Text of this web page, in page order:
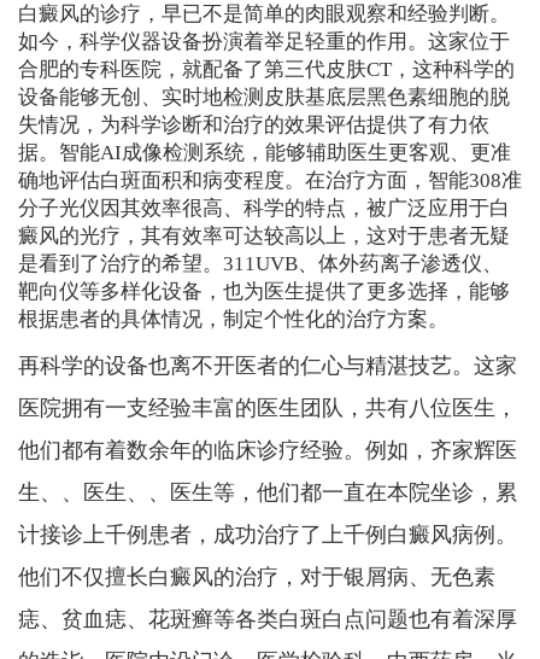
白癜风的诊疗，早已不是简单的肉眼观察和经验判断。
如今，科学仪器设备扮演着举足轻重的作用。这家位于
合肥的专科医院，就配备了第三代皮肤CT，这种科学的
设备能够无创、实时地检测皮肤基底层黑色素细胞的脱
失情况，为科学诊断和治疗的效果评估提供了有力依
据。智能AI成像检测系统，能够辅助医生更客观、更准
确地评估白斑面积和病变程度。在治疗方面，智能308准
分子光仪因其效率很高、科学的特点，被广泛应用于白
癜风的光疗，其有效率可达较高以上，这对于患者无疑
是看到了治疗的希望。311UVB、体外药离子渗透仪、
靶向仪等多样化设备，也为医生提供了更多选择，能够
根据患者的具体情况，制定个性化的治疗方案。
再科学的设备也离不开医者的仁心与精湛技艺。这家
医院拥有一支经验丰富的医生团队，共有八位医生，
他们都有着数余年的临床诊疗经验。例如，齐家辉医
生、、医生、、医生等，他们都一直在本院坐诊，累
计接诊上千例患者，成功治疗了上千例白癜风病例。
他们不仅擅长白癜风的治疗，对于银屑病、无色素
痣、贫血痣、花斑癣等各类白斑白点问题也有着深厚